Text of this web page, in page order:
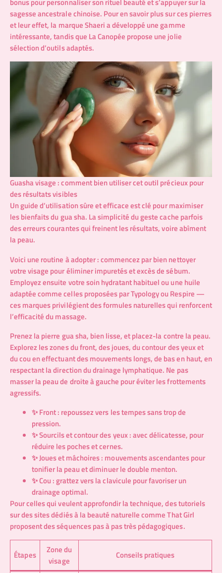
bonus pour personnaliser son rituel beauté et s’appuyer sur la
sagesse ancestrale chinoise. Pour en savoir plus sur ces pierres
et leur effet, la marqueShaeria développé une gamme
intéressante, tandis que La Canopée propose une jolie
sélection d’outils adaptés.
Guasha visage : comment bien utiliser cet outil précieux pour
des résultats visibles
Un guide d’utilisation sûre et efficace est clé pour maximiser
les bienfaits du gua sha. La simplicité du geste cache parfois
des erreurs courantes qui freinent les résultats, voire abîment
la peau.
Voici une routine à adopter : commencez par bien nettoyer
votre visage pour éliminer impuretés et excès de sébum.
Employez ensuite votre soin hydratant habituel ou une huile
adaptée comme celles proposées parTypologyou Respire —
ces marques privilégient des formules naturelles qui renforcent
l’efficacité du massage.
Prenez la pierre gua sha, bien lisse, et placez-la contre la peau.
Explorez les zones du front, des joues, du contour des yeux et
du cou en effectuant des mouvements longs, de bas en haut, en
respectant la direction du drainage lymphatique. Ne pas
masser la peau de droite à gauche pour éviter les frottements
agressifs.
✨ Front : repoussez vers les tempes sans trop de
pression.
✨ Sourcils et contour des yeux : avec délicatesse, pour
réduire les poches et cernes.
✨ Joues et mâchoires : mouvements ascendantes pour
tonifier la peau et diminuer le double menton.
✨ Cou : grattez vers la clavicule pour favoriser un
drainage optimal.
Pour celles qui veulent approfondir la technique, des tutoriels
sur des sites dédiés à la beauté naturelle commeThat Girl
proposent des séquences pas à pas très pédagogiques.
Étapes
Zone du
visage
Conseils pratiques